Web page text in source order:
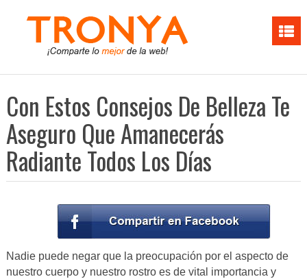
Con Estos Consejos De Belleza Te
Aseguro Que Amanecerás
Radiante Todos Los Días
Nadie puede negar que la preocupación por el aspecto de
nuestro cuerpo y nuestro rostro es de vital importancia y